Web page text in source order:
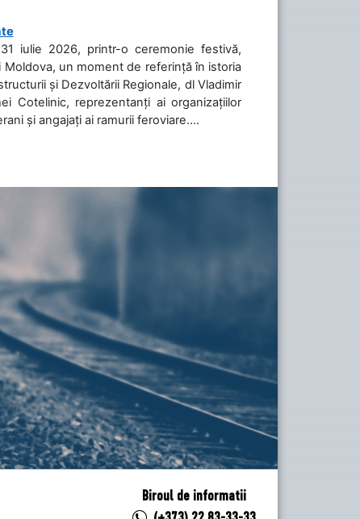
iulie 2026, printr-o ceremonie festivă,
un moment de referință în istoria
și Dezvoltării Regionale, dl Vladimir
Cotelinic, reprezentanți ai organizațiilor
și angajați ai ramurii feroviare....
Biroul de informatii